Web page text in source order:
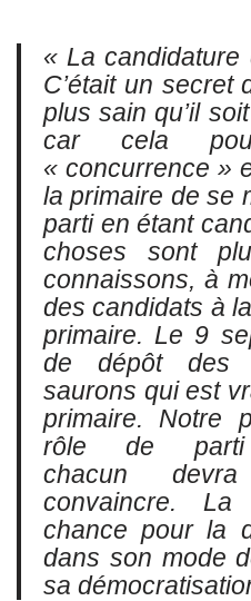
« La candidature
C’était un secret
plus sain qu’il
car cela
« concurrence »
la primaire de se
parti en étant
choses sont
connaissons, à
des candidats à
primaire. Le 9
de dépôt des
saurons qui est
primaire. Notre
rôle de parti
chacun
convaincre.
chance pour la
dans son mode
sa